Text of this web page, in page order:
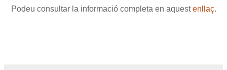
Podeu consultar la informació completa en aquestenllaç.